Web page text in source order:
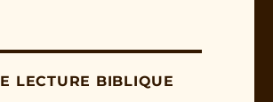
LECTURE BIBLIQUE